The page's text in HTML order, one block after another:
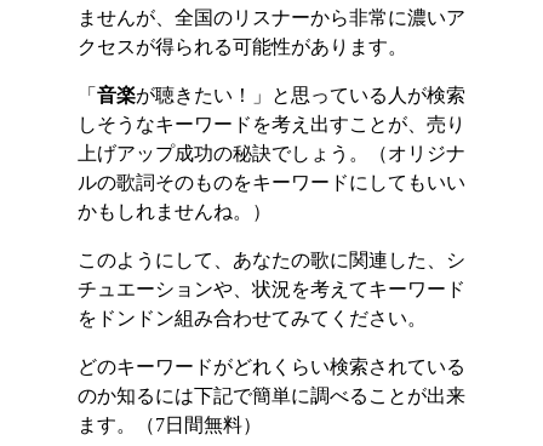
ませんが、全国のリスナーから非常に濃いア
クセスが得られる可能性があります。
「 音楽が聴きたい！」と思っている人が検索
しそうなキーワードを考え出すことが、売り
上げアップ成功の秘訣でしょう。（オリジナ
ルの歌詞そのものをキーワードにしてもいい
かもしれませんね。）
このようにして、あなたの歌に関連した、シ
チュエーションや、状況を考えてキーワード
をドンドン組み合わせてみてください。
どのキーワードがどれくらい検索されている
のか知るには下記で簡単に調べることが出来
ます。（7日間無料）